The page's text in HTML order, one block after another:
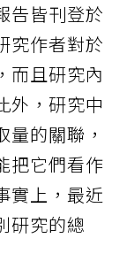
告皆刊登於
究作者對於
而且研究內
外，研究中
的關聯，
把它們看作
實上，最近
研究的總